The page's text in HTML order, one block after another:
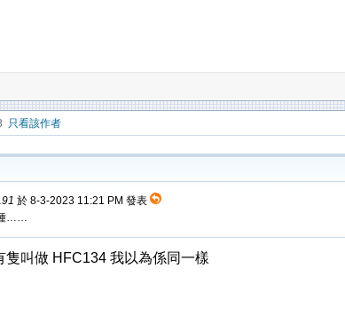
只看該作者
於 8-3-2023 11:21 PM 發表
……
隻叫做 HFC134 我以為係同一樣